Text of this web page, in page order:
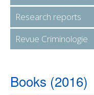
Research reports
Revue Criminologie
Books (2016)